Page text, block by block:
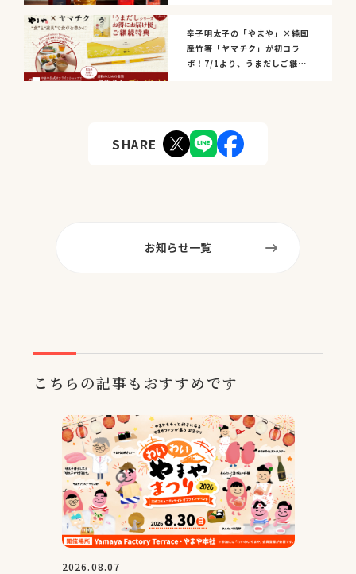
辛子明太子の「やまや」×純国
産竹箸「ヤマチク」が初コラ
ボ！7/1より、うまだしご継続
SHARE
お知らせ一覧
こちらの記事もおすすめです
2026.08.07